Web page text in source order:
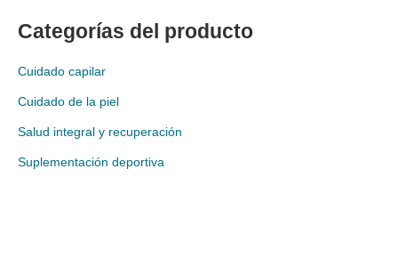
Categorías del producto
Cuidado capilar
Cuidado de la piel
Salud integral y recuperación
Suplementación deportiva